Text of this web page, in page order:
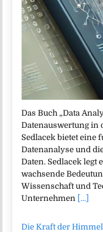
Das Buch „Data
Datenauswertung in
Sedlacek bietet eine
Datenanalyse und
Daten. Sedlacek
wachsende
Wissenschaft und
Unternehmen [...]
Die Kraft der